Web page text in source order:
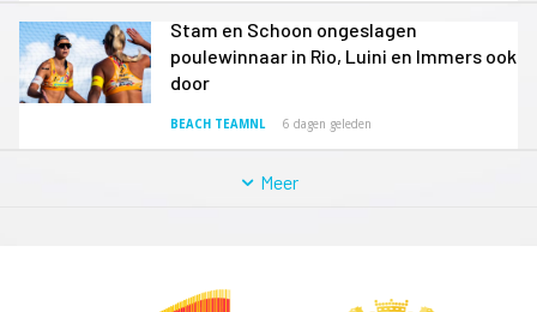
Stam en Schoon ongeslagen
poulewinnaar in Rio, Luini en Immers ook
door
BEACH TEAMNL 6 dagen geleden
Meer